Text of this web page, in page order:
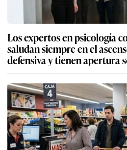
Los expertos en psicología
saludan siempre en el
defensiva y tienen apertura